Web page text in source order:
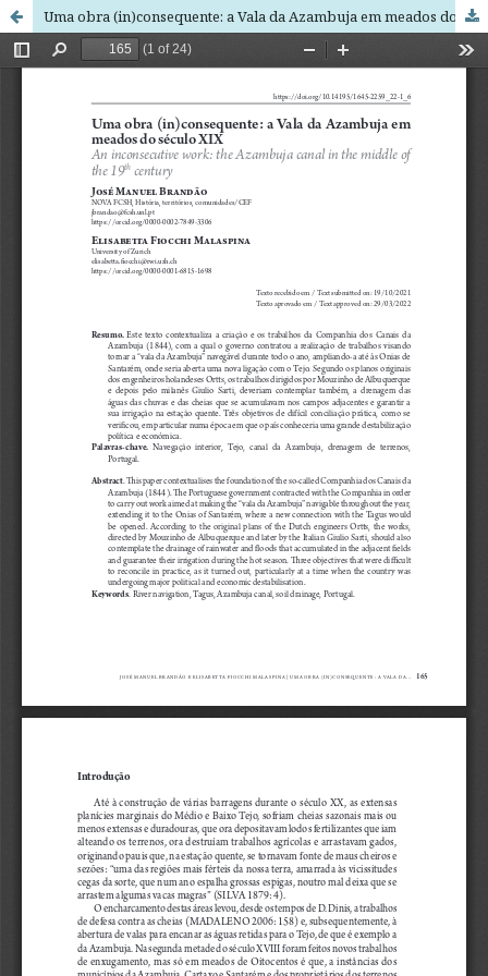
Uma obra (in)consequente: a Vala da Azambuja em meados do século XIX